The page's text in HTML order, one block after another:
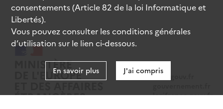
data.gouv.fr
legifrance.gouv.fr
consentements (Article 82 de la loi Informatique et
Libertés).
Vous pouvez consulter les conditions générales
d’utilisation sur le lien ci-dessous.
En savoir plus J'ai compris